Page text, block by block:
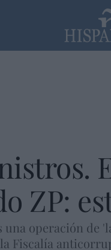
ZP:
una operación de
Fiscalía